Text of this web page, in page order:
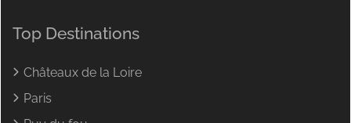
Top Destinations
Châteaux de la Loire
Paris